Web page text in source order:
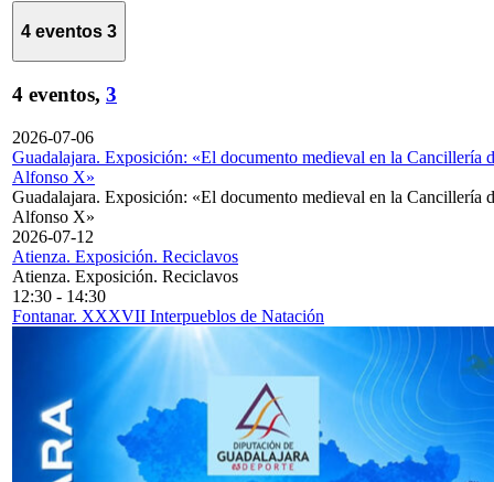
4 eventos 3
4 eventos, 3
2026-07-06
Guadalajara. Exposición: «El documento medieval en la Cancillería
Alfonso X»
Guadalajara. Exposición: «El documento medieval en la Cancillería
Alfonso X»
2026-07-12
Atienza. Exposición. Reciclavos
Atienza. Exposición. Reciclavos
12:30 - 14:30
Fontanar. XXXVII Interpueblos de Natación